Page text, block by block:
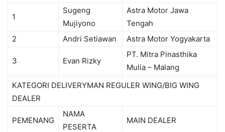
1
Sugeng
Mujiyono
Astra Motor Jawa
Tengah
2
Andri Setiawan Astra Motor Yogyakarta
3 Evan Rizky
PT. Mitra Pinasthika
Mulia – Malang
KATEGORI DELIVERYMAN REGULER WING/BIG WING
DEALER
PEMENANG
NAMA
PESERTA
MAIN DEALER